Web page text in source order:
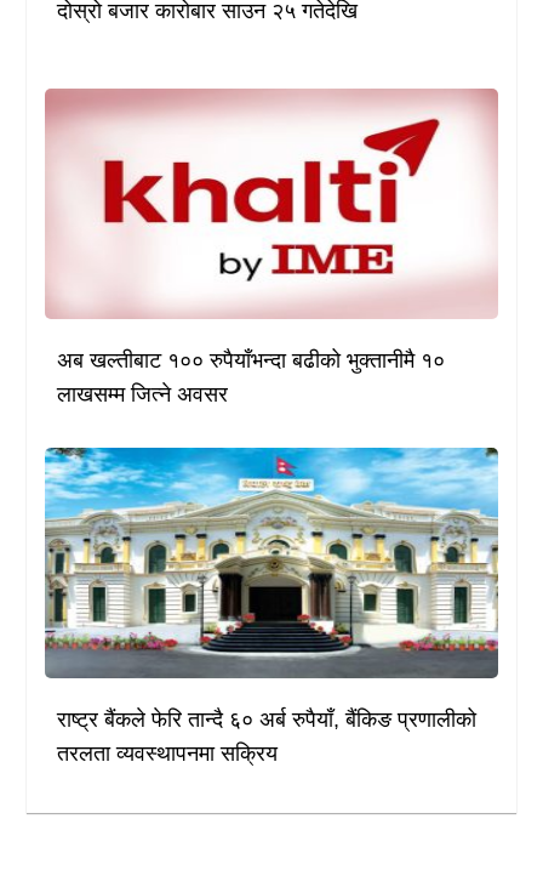
दोस्रो बजार कारोबार साउन २५ गतेदेखि
अब खल्तीबाट १०० रुपैयाँभन्दा बढीको भुक्तानीमै १०
लाखसम्म जित्ने अवसर
राष्ट्र बैंकले फेरि तान्दै ६० अर्ब रुपैयाँ, बैंकिङ प्रणालीको
तरलता व्यवस्थापनमा सक्रिय